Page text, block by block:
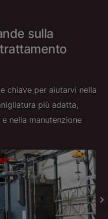
sulla
chiave per aiutarvi nella
più adatta,
nella manutenzione